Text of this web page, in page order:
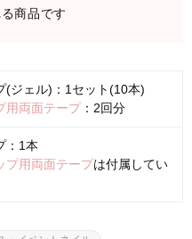
商品です
(ジェル)：1セット(10本)
用両面テープ：2回分
：1本
プ用両面テープは付属してい